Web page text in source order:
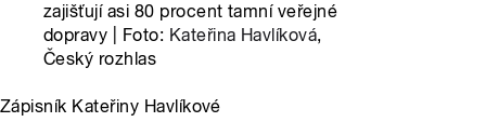
zajišťují asi 80 procent tamní veřejné
dopravy | Foto: Kateřina Havlíková,
Český rozhlas
Zápisník Kateřiny Havlíkové